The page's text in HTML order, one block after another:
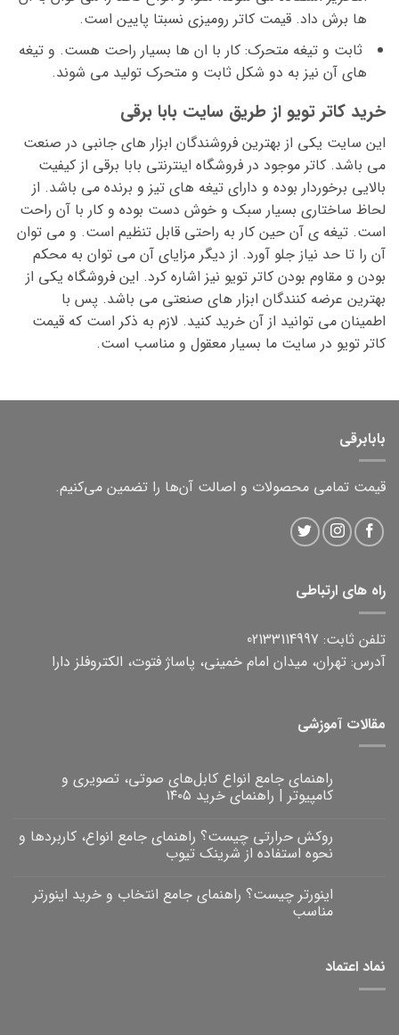
ها برش داد. قیمت کاتر رومیزی نسبتا پایین است.
ثابت و تیغه متحرک: کار با ان ها بسیار راحت هست. و تیغه
های آن نیز به دو شکل ثابت و متحرک تولید می شوند.
خرید کاتر تویو از طریق سایت بابا برقی
این سایت یکی از بهترین فروشندگان ابزار های جانبی در صنعت
می باشد. کاتر موجود در فروشگاه اینترنتی بابا برقی از کیفیت
بالایی برخوردار بوده و دارای تیغه های تیز و برنده می باشد. از
لحاظ ساختاری بسیار سبک و خوش دست بوده و کار با آن راحت
است. تیغه ی آن حین کار به راحتی قابل تنظیم است. و می توان
آن را تا حد نیاز جلو آورد. از دیگر مزایای آن می توان به محکم
بودن و مقاوم بودن کاتر تویو نیز اشاره کرد. این فروشگاه یکی از
بهترین عرضه کنندگان ابزار های صنعتی می باشد. پس با
اطمینان می توانید از آن خرید کنید. لازم به ذکر است که قیمت
کاتر تویو در سایت ما بسیار معقول و مناسب است.
بابابرقی
قیمت تمامی محصولات و اصالت آن‌ها را تضمین می‌کنیم.
راه های ارتباطی
تلفن ثابت: 02133114997
آدرس: تهران، میدان امام خمینی، پاساژ فتوت، الکتروفلز دارا
مقالات آموزشی
راهنمای جامع انواع کابل‌های صوتی، تصویری و
کامپیوتر | راهنمای خرید ۱۴۰۵
برای
راهنمای
جامع
صوتی،
تصویری
و
خرید
۱۴۰۵
ثبت
نشده
روکش حرارتی چیست؟ راهنمای جامع انواع، کاربردها و
نحوه استفاده از شرینک تیوب
برای
روکش
حرارتی
انواع،
کاربردها
ثبت
نشده
اینورتر چیست؟ راهنمای جامع انتخاب و خرید اینورتر
مناسب
اینورتر
چیست؟
نشده
نماد اعتماد